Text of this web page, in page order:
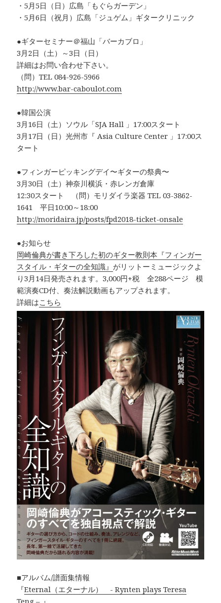
・5月5日（日）広島「もぐらガーデン」
・5月6日（祝月）広島「ジュゲム」ギタークリニック
●ギターセミナー＠福山「バーカブロ」
3月2日（土）～3日（日）
詳細はお問い合わせ下さい。
（問）TEL 084-926-5966
http://www.bar-caboulot.com
●韓国公演
3月16日（土）ソウル「SJA Hall 」17:00スタート
3月17日（日）光州市『 Asia Culture Center 」17:00ス
タート
●フィンガーピッキングデイ〜ギターの祭典〜
3月30日（土）神奈川横浜・赤レンガ倉庫
12:30スタート （問）モリダイラ楽器 TEL 03-3862-
1641 平日10:00～18:00
http://moridaira.jp/posts/fpd2018-ticket-onsale
●お知らせ
岡崎倫典が書き下ろした初のギター教則本『フィンガー
スタイル・ギターの全知識』 がリットーミュージックよ
り3月14日発売されます。3,000円+税 全288ページ 模
範演奏CD付、奏法解説動画もアップされます。
詳細はこちら
■アルバム/譜面集情報
『Eternal（エターナル） - Rynten plays Teresa